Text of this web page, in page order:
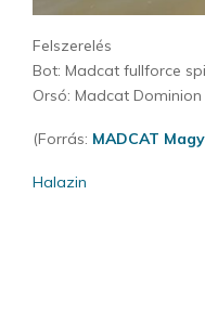
Felszerelés
Bot: Madcat fullforce
Orsó: Madcat
(Forrás: MADCAT
Halazin